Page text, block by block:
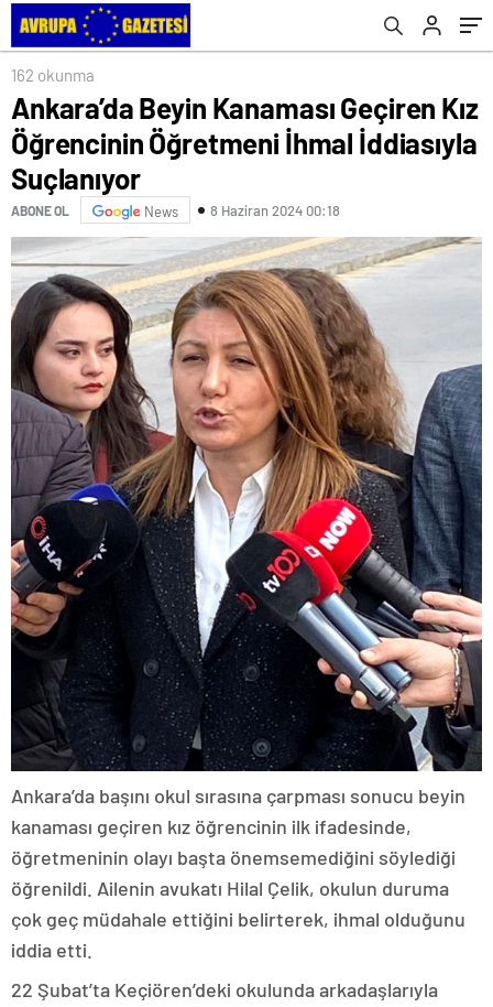
Suçlanıyor
162 okunma
Ankara’da Beyin Kanaması Geçiren Kız
Öğrencinin Öğretmeni İhmal İddiasıyla
Suçlanıyor
ABONE OL News 8 Haziran 2024 00:18
Ankara’da başını okul sırasına çarpması sonucu beyin
kanaması geçiren kız öğrencinin ilk ifadesinde,
öğretmeninin olayı başta önemsemediğini söylediği
öğrenildi. Ailenin avukatı Hilal Çelik, okulun duruma
çok geç müdahale ettiğini belirterek, ihmal olduğunu
iddia etti.
22 Şubat’ta Keçiören’deki okulunda arkadaşlarıyla
çağrısını yineledi